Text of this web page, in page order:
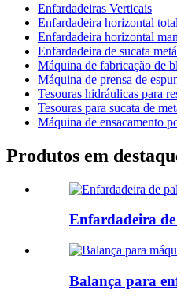
Enfardadeiras Verticais
Enfardadeira horizontal
Enfardadeira horizontal
Enfardadeira de sucata
Máquina de fabricação de
Máquina de prensa de
Tesouras hidráulicas para
Tesouras para sucata de
Máquina de ensacamento
Produtos em
Enfardadeira
Balança para